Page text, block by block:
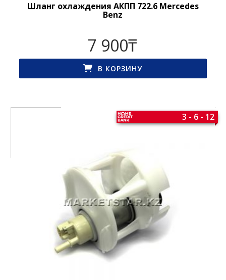
Шланг охлаждения АКПП 722.6 Mercedes
Benz
7 900₸
В КОРЗИНУ
3 - 6 - 12